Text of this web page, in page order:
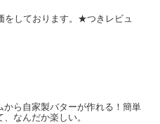
をしております。★つきレビュ
から自家製バターが作れる！簡単
、なんだか楽しい。